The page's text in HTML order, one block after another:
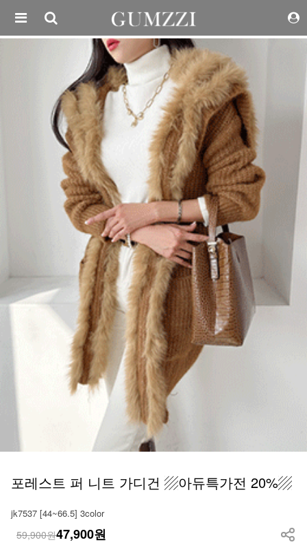
포레스트 퍼 니트 가디건 ▨아듀특가전 20%▨
jk7537 [44~66.5] 3color
59,900원47,900원